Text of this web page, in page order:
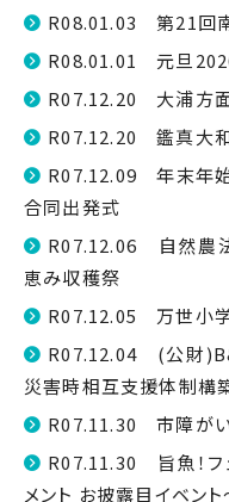
R08.01.03 第21回
R08.01.01 元旦
R07.12.20 大浦方
R07.12.20 鑑真大
R07.12.09 年末年
合同出発式
R07.12.06 自然農
恵み収穫祭
R07.12.05 万世小
R07.12.04 (公財
災害時相互支援体制構
R07.11.30 市障がい
R07.11.30 旨魚！フ
メント お披露目イベント